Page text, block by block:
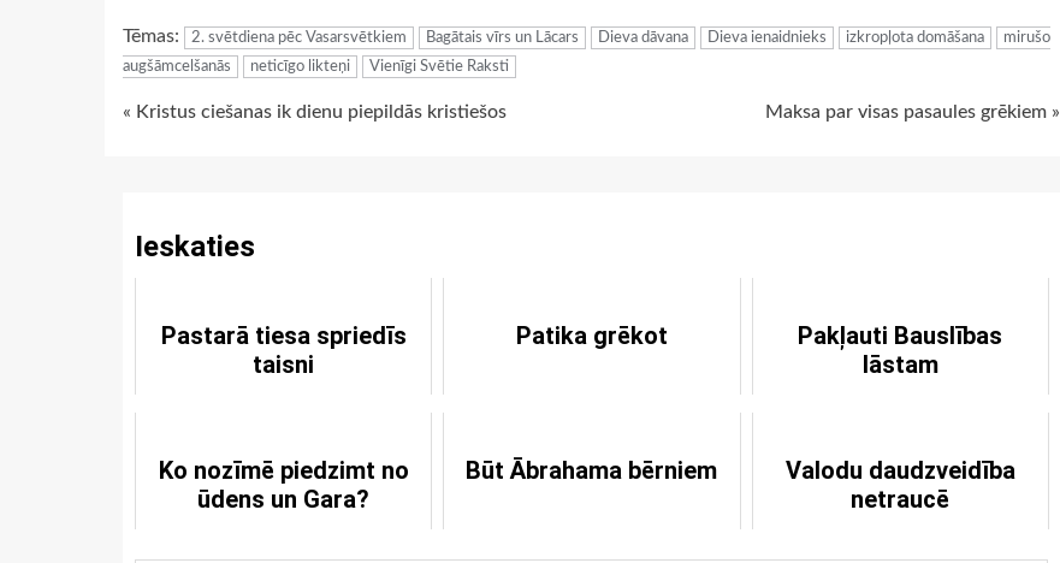
Tēmas: 2. svētdiena pēc Vasarsvētkiem Bagātais vīrs un Lācars Dieva dāvana Dieva ienaidnieks izkropļota domāšana
mirušo
augšāmcelšanās
neticīgo likteņi Vienīgi Svētie Raksti
Continue
« Kristus ciešanas ik dienu piepildās kristiešos Maksa par visas pasaules grēkiem »
Ieskaties
Pastarā tiesa spriedīs
taisni
Patika grēkot
Pakļauti Bauslības
lāstam
Ko nozīmē piedzimt no
ūdens un Gara?
Būt Ābrahama bērniem
Valodu daudzveidība
netraucē